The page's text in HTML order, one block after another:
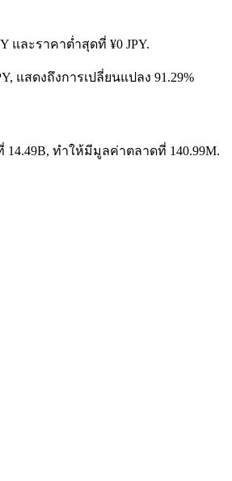
และราคาต่ำสุดที่ ¥0 JPY.
แสดงถึงการเปลี่ยนแปลง 91.29%
ทำให้มีมูลค่าตลาดที่ 140.99M.